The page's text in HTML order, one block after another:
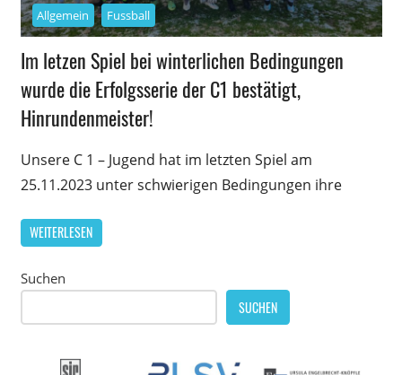
Allgemein Fussball
Im letzen Spiel bei winterlichen Bedingungen
wurde die Erfolgsserie der C1 bestätigt,
Hinrundenmeister!
Unsere C 1 – Jugend hat im letzten Spiel am
25.11.2023 unter schwierigen Bedingungen ihre
WEITERLESEN
Suchen
SUCHEN